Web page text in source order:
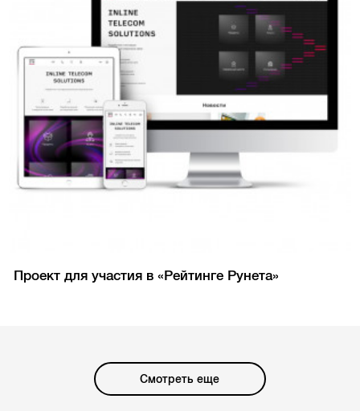
Проект для участия в «Рейтинге Рунета»
Смотреть еще